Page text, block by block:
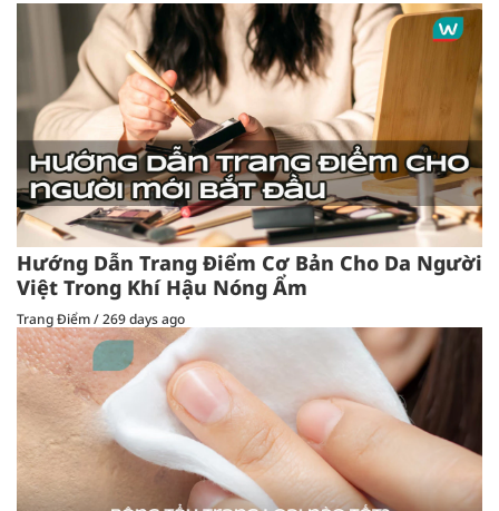
Hướng Dẫn Trang Điểm Cơ Bản Cho Da Người
Việt Trong Khí Hậu Nóng Ẩm
Trang Điểm/269 days ago